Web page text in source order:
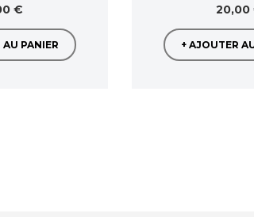
€
PANIER
20,00
+ AJOUTER